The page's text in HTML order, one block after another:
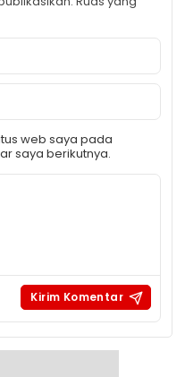
web saya pada
saya berikutnya.